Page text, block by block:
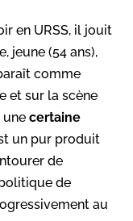
en URSS, il jouit
jeune (54 ans),
comme
et sur la scène
une certaine
un pur produit
de
de
au